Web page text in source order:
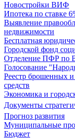
Новостройки ВИФ
Ипотека по ставке
Выявление
недвижимости
Бесплатная
Городской фонд
Отделение ПФР по
Голосование
Реестр брошенных
средств
Экономика и
Документы
Прогноз развития
Муниципальные
Бюджет